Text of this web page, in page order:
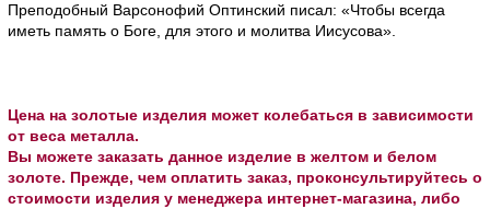
Преподобный Варсонофий Оптинский писал: «Чтобы всегда
иметь память о Боге, для этого и молитва Иисусова».
Цена на золотые изделия может колебаться в зависимости
от веса металла.
Вы можете заказать данное изделие в желтом и белом
золоте. Прежде, чем оплатить заказ, проконсультируйтесь о
стоимости изделия у менеджера интернет-магазина, либо